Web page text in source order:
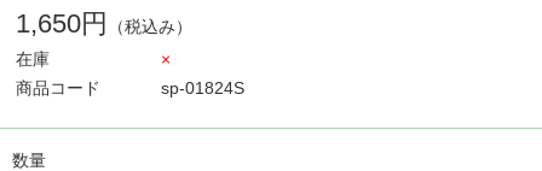
1,650円
（税込み）
在庫
×
商品コード
sp-01824S
数量